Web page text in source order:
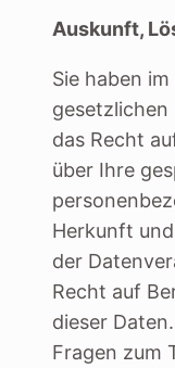
Auskunft,
Sie haben
gesetzlichen
das Recht
über Ihre
Herkunft
der
Recht auf
dieser
Fragen zum